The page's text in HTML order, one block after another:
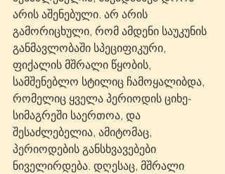
არის აშენებული. არ არის
გამორიცხული, რომ ამდენი საუკუნის
განმავლობაში სპეციფიკური,
ფიქალის მშრალი წყობის,
სამშენებლო სტილიც ჩამოყალიბდა,
რომელიც ყველა პერიოდის ციხე-
სიმაგრეში საერთოა, და
შესაძლებელია, ამიტომაც,
პერიოდების განსხვავებები
ნიველირდება. დღესაც, მშრალი